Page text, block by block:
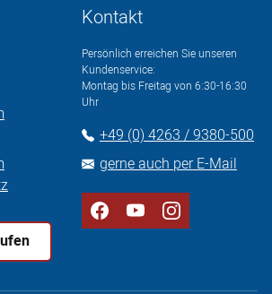
Kontakt
Persönlich erreichen Sie unseren
Kundenservice:
Montag bis Freitag von 6:30-16:30
Uhr
+49 (0) 4263 / 9380-500
gerne auch per E-Mail